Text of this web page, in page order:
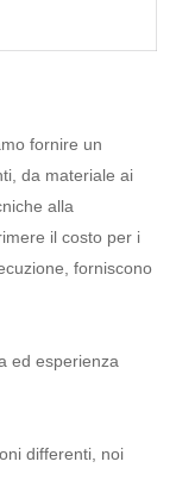
fornire un
da materiale ai
alla
il costo per i
forniscono
ed esperienza
differenti, noi